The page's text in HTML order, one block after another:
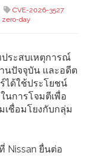
CVE-2026-3527,
zero-day
ประสบเหตุการณ์
นปัจจุบัน และอดีต
ได้ใช้ประโยชน์
นการโจมตีเพื่อ
ชื่อมโยงกับกลุ่ม
Nissan ยื่นต่อ